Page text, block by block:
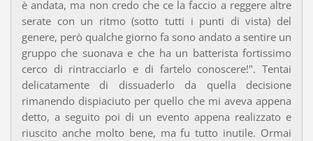
è andata, ma non credo che ce la faccio a reggere altre
serate con un ritmo (sotto tutti i punti di vista) del
genere, però qualche giorno fa sono andato a sentire un
gruppo che suonava e che ha un batterista fortissimo
cerco di rintracciarlo e di fartelo conoscere!". Tentai
delicatamente di dissuaderlo da quella decisione
rimanendo dispiaciuto per quello che mi aveva appena
detto, a seguito poi di un evento appena realizzato e
riuscito anche molto bene, ma fu tutto inutile. Ormai